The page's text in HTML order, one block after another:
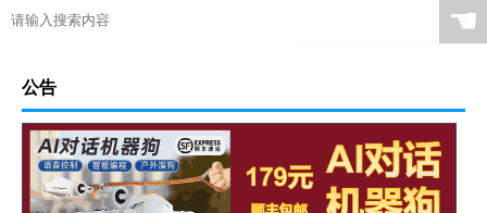
☚
公告